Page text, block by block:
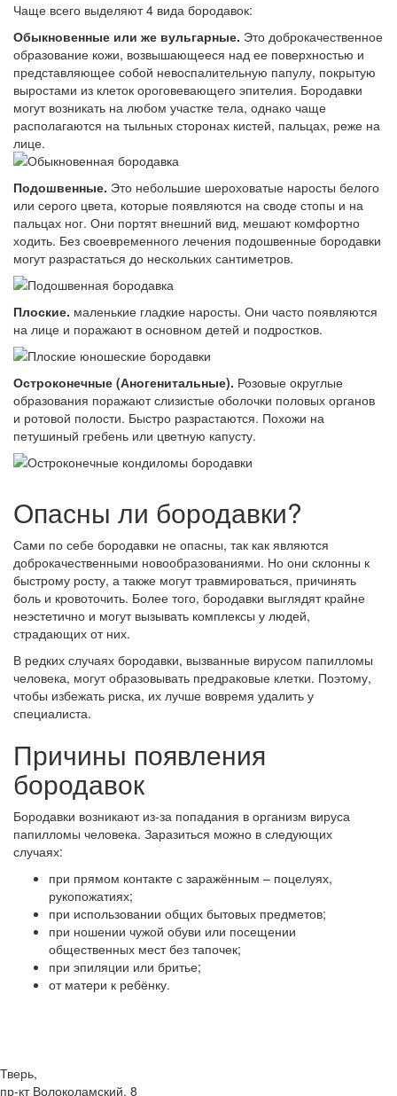
Чаще всего выделяют 4 вида бородавок:
Обыкновенные или же вульгарные. Это доброкачественное
образование кожи, возвышающееся над ее поверхностью и
представляющее собой невоспалительную папулу, покрытую
выростами из клеток ороговевающего эпителия. Бородавки
могут возникать на любом участке тела, однако чаще
располагаются на тыльных сторонах кистей, пальцах, реже на
лице.
Подошвенные. Это небольшие шероховатые наросты белого
или серого цвета, которые появляются на своде стопы и на
пальцах ног. Они портят внешний вид, мешают комфортно
ходить. Без своевременного лечения подошвенные бородавки
могут разрастаться до нескольких сантиметров.
Плоские. маленькие гладкие наросты. Они часто появляются
на лице и поражают в основном детей и подростков.
Остроконечные (Аногенитальные). Розовые округлые
образования поражают слизистые оболочки половых органов
и ротовой полости. Быстро разрастаются. Похожи на
петушиный гребень или цветную капусту.
Опасны ли бородавки?
Сами по себе бородавки не опасны, так как являются
доброкачественными новообразованиями. Но они склонны к
быстрому росту, а также могут травмироваться, причинять
боль и кровоточить. Более того, бородавки выглядят крайне
неэстетично и могут вызывать комплексы у людей,
страдающих от них.
В редких случаях бородавки, вызванные вирусом папилломы
человека, могут образовывать предраковые клетки. Поэтому,
чтобы избежать риска, их лучше вовремя удалить у
специалиста.
Причины появления
бородавок
Бородавки возникают из-за попадания в организм вируса
папилломы человека. Заразиться можно в следующих
случаях:
при прямом контакте с заражённым – поцелуях,
рукопожатиях;
при использовании общих бытовых предметов;
при ношении чужой обуви или посещении
общественных мест без тапочек;
при эпиляции или бритье;
от матери к ребёнку.
Тверь,
пр-кт Волоколамский, 8